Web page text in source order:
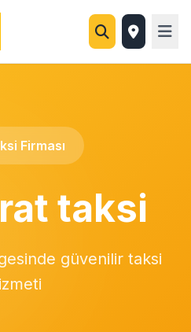
Firması
taksi
güvenilir taksi